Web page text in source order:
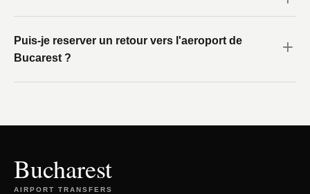
Puis-je reserver un retour vers l'aeroport de
Bucarest ?
Bucharest
AIRPORT TRANSFERS